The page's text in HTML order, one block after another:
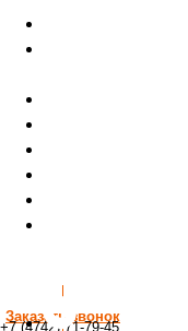
Заказать звонок
+7 (4742) 71-79-45